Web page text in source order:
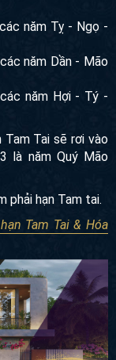
năm Tỵ - Ngọ -
năm Dần - Mão
năm Hợi - Tý -
Tam Tai sẽ rơi vào
là năm Quý Mão
phải hạn Tam tai.
Tam Tai & Hóa